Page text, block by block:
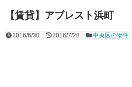
【賃貸】アブレスト浜町
2016/6/30 2016/7/28 中央区の物件